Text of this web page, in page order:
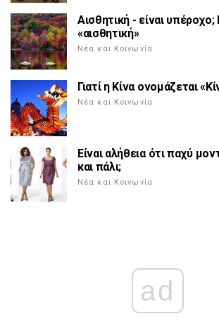
Αισθητική - είναι
«αισθητική»
Νέα και Κοινωνία
Γιατί η Κίνα ονομάζεται
Νέα και Κοινωνία
Είναι αλήθεια ότι παχύ
και πάλι;
Νέα και Κοινωνία
ad